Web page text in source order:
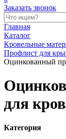
Заказать звонок
Поиск по каталогу
Главная
Каталог
Кровельные
Профлист для
Оцинкованный
для
Категория